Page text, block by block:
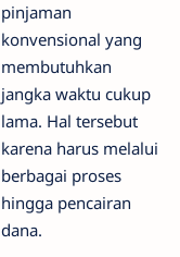
pinjaman
konvensional yang
membutuhkan
jangka waktu cukup
lama. Hal tersebut
karena harus melalui
berbagai proses
hingga pencairan
dana.